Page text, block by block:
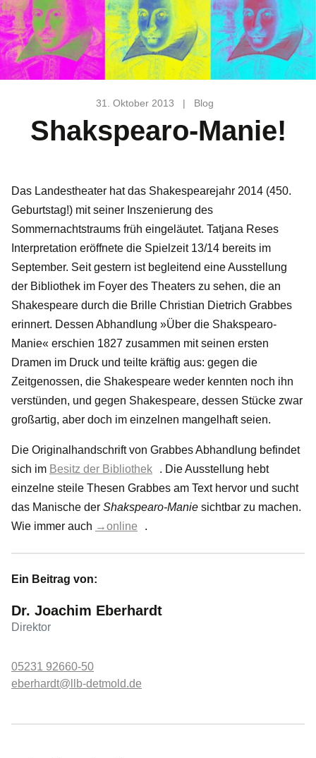
31. Oktober 2013 | Blog
Shakspearo-Manie!
Das Landestheater hat das Shakespearejahr 2014 (450.
Geburtstag!) mit seiner Inszenierung des
Sommernachtstraums früh eingeläutet. Tatjana Reses
Interpretation eröffnete die Spielzeit 13/14 bereits im
September. Seit gestern ist begleitend eine Ausstellung
der Bibliothek im Foyer des Theaters zu sehen, die an
Shakespeare durch die Brille Christian Dietrich Grabbes
erinnert. Dessen Abhandlung »Über die Shakspearo-
Manie« erschien 1827 zusammen mit seinen ersten
Dramen im Druck und teilte kräftig aus: gegen die
Zeitgenossen, die Shakespeare weder kennten noch ihn
verstünden, und gegen Shakespeare, dessen Stücke zwar
großartig, aber doch im einzelnen mangelhaft seien.
Die Originalhandschrift von Grabbes Abhandlung befindet
sich im Besitz der Bibliothek
. Die Ausstellung hebt
einzelne steile Thesen Grabbes am Text hervor und sucht
das Manische der Shakspearo-Manie sichtbar zu machen.
Wie immer auch →online .
Ein Beitrag von:
Dr. Joachim Eberhardt
Direktor
05231 92660-50
eberhardt@llb-detmold.de